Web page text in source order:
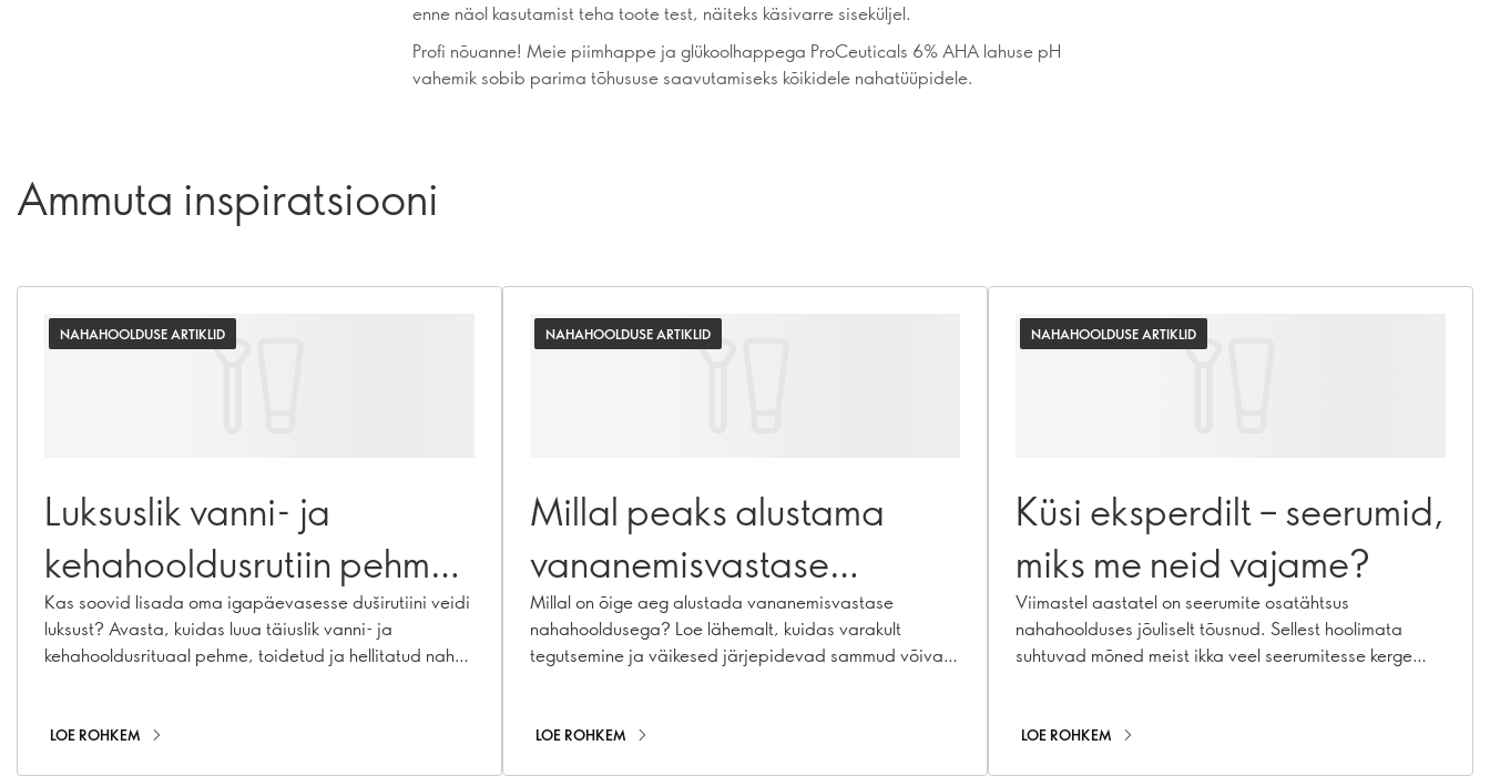
enne näol kasutamist teha toote test, näiteks käsivarre siseküljel.
Profi nõuanne! Meie piimhappe ja glükoolhappega ProCeuticals 6% AHA lahuse pH
vahemik sobib parima tõhususe saavutamiseks kõikidele nahatüüpidele.
Ammuta inspiratsiooni
NAHAHOOLDUSE ARTIKLID
Luksuslik vanni- ja
kehahooldusrutiin pehme
ja siidise naha
saavutamiseks!
Kas soovid lisada oma igapäevasesse duširutiini veidi
luksust? Avasta, kuidas luua täiuslik vanni- ja
kehahooldusrituaal pehme, toidetud ja hellitatud naha
LOE ROHKEM
NAHAHOOLDUSE ARTIKLID
Millal peaks alustama
vananemisvastase
nahahooldusega?
Millal on õige aeg alustada vananemisvastase
nahahooldusega? Loe lähemalt, kuidas varakult
tegutsemine ja väikesed järjepidevad sammud võivad
LOE ROHKEM
NAHAHOOLDUSE ARTIKLID
Küsi eksperdilt – seerumid,
miks me neid vajame?
Viimastel aastatel on seerumite osatähtsus
nahahoolduses jõuliselt tõusnud. Sellest hoolimata
suhtuvad mõned meist ikka veel seerumitesse kerge
Holly Grenfell’ilt mõned kõige põletavamad küsimused!
LOE ROHKEM